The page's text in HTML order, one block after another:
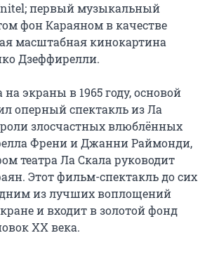
первый музыкальный
фон Караяном в качестве
масштабная кинокартина
Дзеффирелли.
экраны в 1965 году, основой
оперный спектакль из Ла
злосчастных влюблённых
Френи и Джанни Раймонди,
театра Ла Скала руководит
Этот фильм-спектакль до сих
из лучших воплощений
и входит в золотой фонд
XX века.